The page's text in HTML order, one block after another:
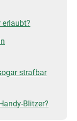
erlaubt?
strafbar
Blitzer?